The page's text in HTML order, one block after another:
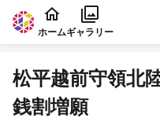
本文に飛ぶ
ホームギャラリー
松平越前守領北
銭割増願